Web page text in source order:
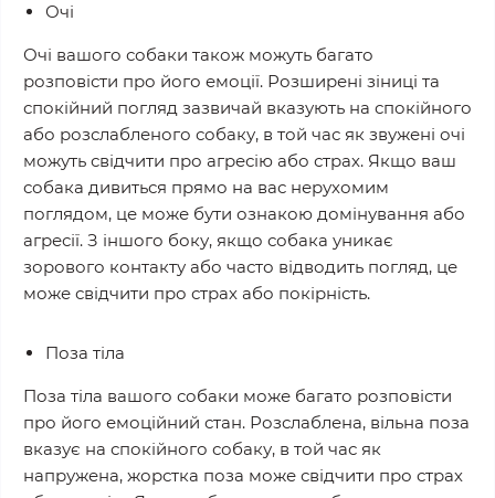
Очі
Очі вашого собаки також можуть багато
розповісти про його емоції. Розширені зіниці та
спокійний погляд зазвичай вказують на спокійного
або розслабленого собаку, в той час як звужені очі
можуть свідчити про агресію або страх. Якщо ваш
собака дивиться прямо на вас нерухомим
поглядом, це може бути ознакою домінування або
агресії. З іншого боку, якщо собака уникає
зорового контакту або часто відводить погляд, це
може свідчити про страх або покірність.
Поза тіла
Поза тіла вашого собаки може багато розповісти
про його емоційний стан. Розслаблена, вільна поза
вказує на спокійного собаку, в той час як
напружена, жорстка поза може свідчити про страх